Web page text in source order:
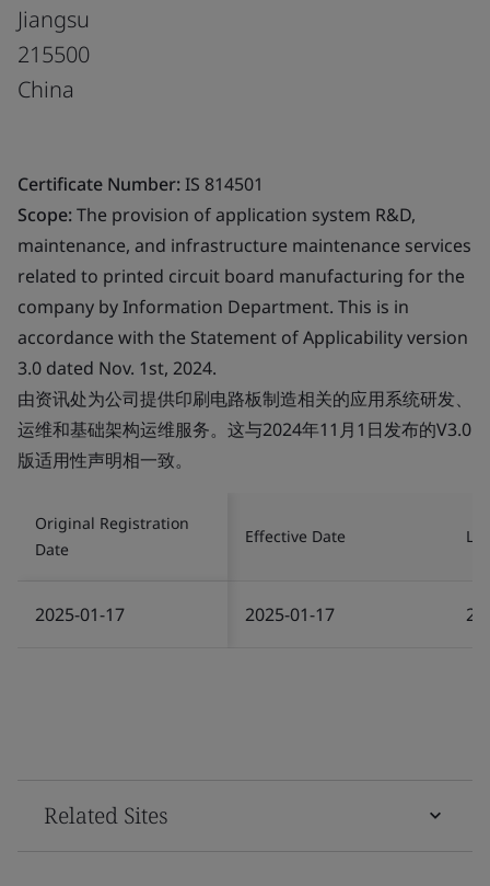
Jiangsu
215500
China
Certificate Number:IS 814501
Scope:The provision of application system R&D,
maintenance, and infrastructure maintenance services
related to printed circuit board manufacturing for the
company by Information Department. This is in
accordance with the Statement of Applicability version
3.0 dated Nov. 1st, 2024.
由资讯处为公司提供印刷电路板制造相关的应用系统研发、
运维和基础架构运维服务。这与2024年11月1日发布的V3.0
版适用性声明相一致。
Original Registration
Date
Effective Date
2025-01-17 2025-01-17
Related Sites